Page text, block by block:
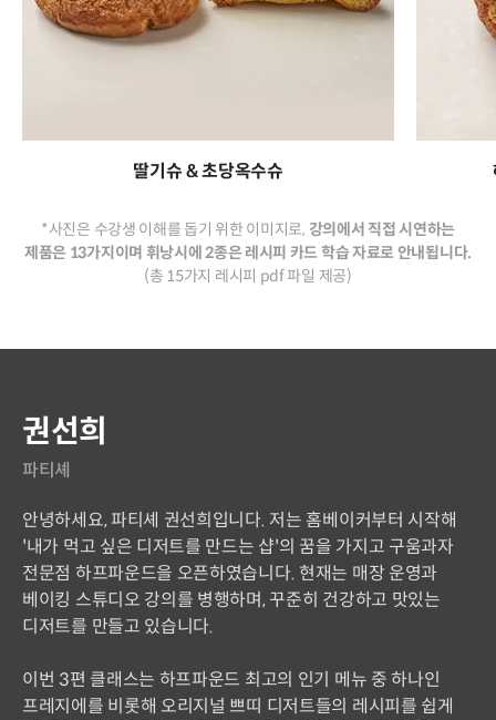
딸기슈 & 초당옥수슈
*사진은 수강생 이해를 돕기 위한 이미지로, 강의에서 직접 시연하는
제품은 13가지이며 휘낭시에 2종은 레시피 카드 학습 자료로 안내됩니다.
(총 15가지 레시피 pdf 파일 제공)
파티셰
권선희
안녕하세요, 파티셰 권선희입니다. 저는 홈베이커부터 시작해
'내가 먹고 싶은 디저트를 만드는 샵'의 꿈을 가지고 구움과자
전문점 하프파운드을 오픈하였습니다. 현재는 매장 운영과
베이킹 스튜디오 강의를 병행하며, 꾸준히 건강하고 맛있는
디저트를 만들고 있습니다.
이번 3편 클래스는 하프파운드 최고의 인기 메뉴 중 하나인
프레지에를 비롯해 오리지널 쁘띠 디저트들의 레시피를 쉽게